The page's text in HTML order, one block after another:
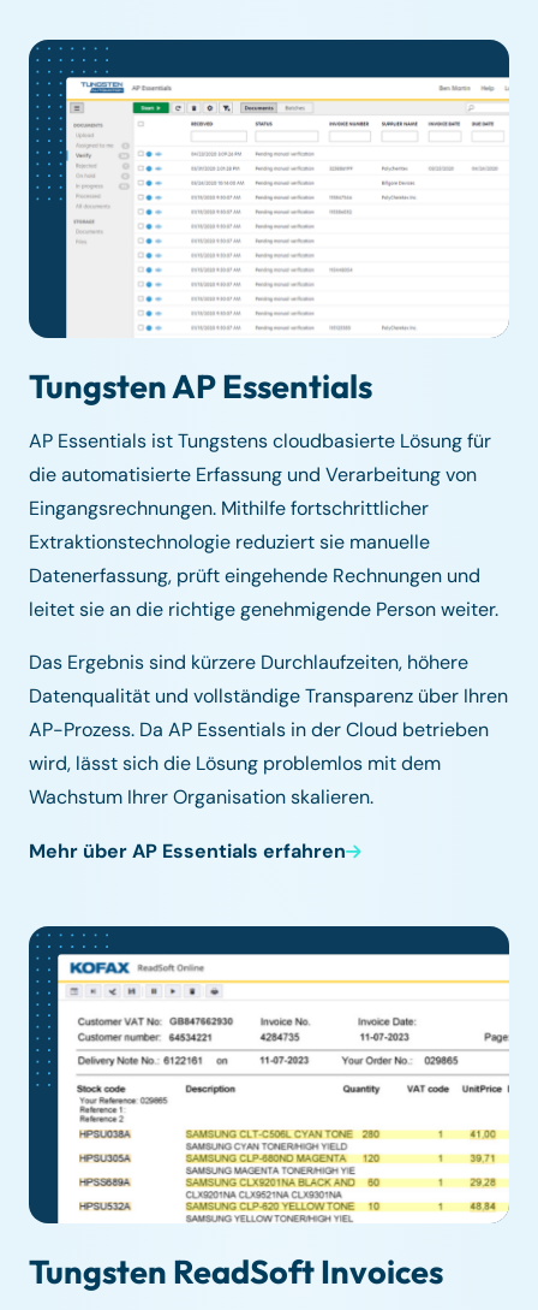
Tungsten AP Essentials
AP Essentials ist Tungstens cloudbasierte Lösung für
die automatisierte Erfassung und Verarbeitung von
Eingangsrechnungen. Mithilfe fortschrittlicher
Extraktionstechnologie reduziert sie manuelle
Datenerfassung, prüft eingehende Rechnungen und
leitet sie an die richtige genehmigende Person weiter.
Das Ergebnis sind kürzere Durchlaufzeiten, höhere
Datenqualität und vollständige Transparenz über Ihren
AP-Prozess. Da AP Essentials in der Cloud betrieben
wird, lässt sich die Lösung problemlos mit dem
Wachstum Ihrer Organisation skalieren.
Mehr über AP Essentials erfahren
Tungsten ReadSoft Invoices